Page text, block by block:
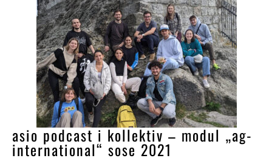
asio podcast i kollektiv – modul „ag-
international“ sose 2021